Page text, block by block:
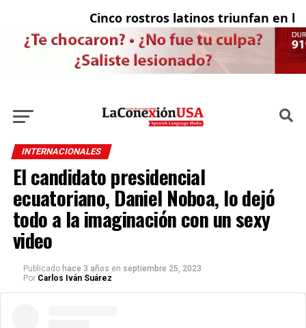
Cinco rostros latinos triunfan en laEl
INTERNACIONALES
El candidato presidencial
ecuatoriano, Daniel Noboa, lo dejó
todo a la imaginación con un sexy
video
Publicado hace 3 años en septiembre 25, 2023
Por Carlos Iván Suárez